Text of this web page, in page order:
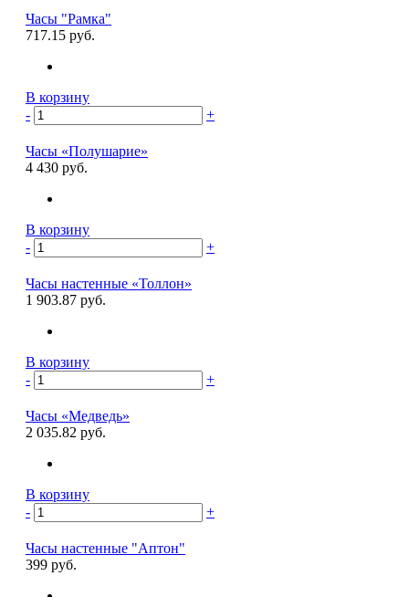
Часы "Рамка"
717.15 руб.
В корзину
-
+
Часы «Полушарие»
4 430 руб.
В корзину
-
+
Часы настенные «Толлон»
1 903.87 руб.
В корзину
-
+
Часы «Медведь»
2 035.82 руб.
В корзину
-
+
Часы настенные "Аптон"
399 руб.